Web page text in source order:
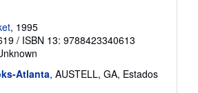
, 1995
/ ISBN 13: 9788423340613
Atlanta, AUSTELL, GA, Estados